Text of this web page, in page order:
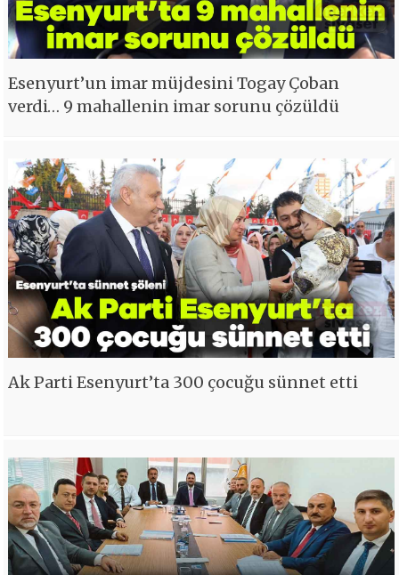
Esenyurt’un imar müjdesini Togay Çoban
verdi… 9 mahallenin imar sorunu çözüldü
Ak Parti Esenyurt’ta 300 çocuğu sünnet etti